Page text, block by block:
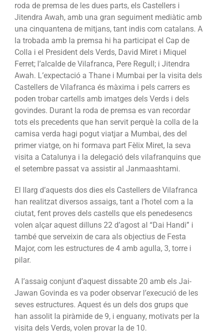
roda de premsa de les dues parts, els Castellers i
Jitendra Awah, amb una gran seguiment mediàtic amb
una cinquantena de mitjans, tant indis com catalans. A
la trobada amb la premsa hi ha participat el Cap de
Colla i el President dels Verds, David Miret i Miquel
Ferret; l’alcalde de Vilafranca, Pere Regull; i Jitendra
Awah. L’expectació a Thane i Mumbai per la visita dels
Castellers de Vilafranca és màxima i pels carrers es
poden trobar cartells amb imatges dels Verds i dels
govindes. Durant la roda de premsa es van recordar
tots els precedents que han servit perquè la colla de la
camisa verda hagi pogut viatjar a Mumbai, des del
primer viatge, on hi formava part Fèlix Miret, la seva
visita a Catalunya i la delegació dels vilafranquins que
el setembre passat va assistir al Janmaashtami.
El llarg d’aquests dos dies els Castellers de Vilafranca
han realitzat diversos assaigs, tant a l’hotel com a la
ciutat, fent proves dels castells que els penedesencs
volen alçar aquest dilluns 22 d’agost al “Dai Handi” i
també que serveixin de cara als objectius de Festa
Major, com les estructures de 4 amb agulla, 3, torre i
pilar.
A l’assaig conjunt d’aquest dissabte 20 amb els Jai-
Jawan Govinda es va poder observar l’execució de les
seves estructures. Aquest és un dels dos grups que
han assolit la piràmide de 9, i enguany, motivats per la
visita dels Verds, volen provar la de 10.